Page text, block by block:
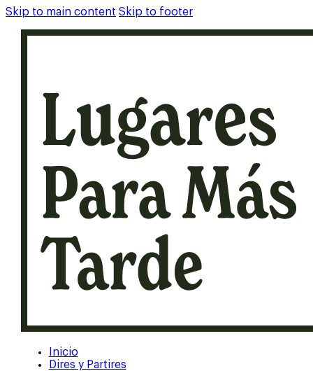
Skip to main content Skip to footer
Inicio
Dires y Partires